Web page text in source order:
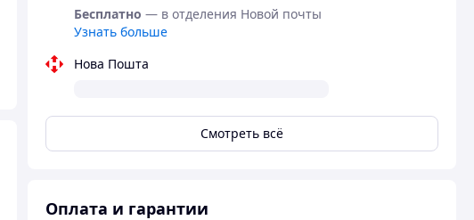
Бесплатно — в отделения Новой почты
Узнать больше
Нова Пошта
Смотреть всё
Оплата и гарантии